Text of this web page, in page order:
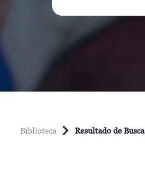
Biblioteca Resultado de Busca